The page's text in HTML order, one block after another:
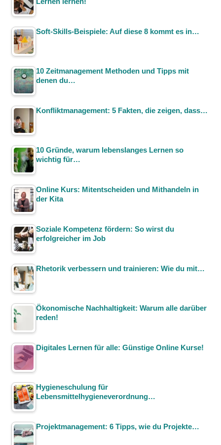
Soft-Skills-Beispiele: Auf diese 8 kommt es in…
10 Zeitmanagement Methoden und Tipps mit
denen du…
Konfliktmanagement: 5 Fakten, die zeigen, dass…
10 Gründe, warum lebenslanges Lernen so
wichtig für…
Online Kurs: Mitentscheiden und Mithandeln in
der Kita
Soziale Kompetenz fördern: So wirst du
erfolgreicher im Job
Rhetorik verbessern und trainieren: Wie du mit…
Ökonomische Nachhaltigkeit: Warum alle darüber
reden!
Digitales Lernen für alle: Günstige Online Kurse!
Hygieneschulung für
Lebensmittelhygieneverordnung…
Projektmanagement: 6 Tipps, wie du Projekte…